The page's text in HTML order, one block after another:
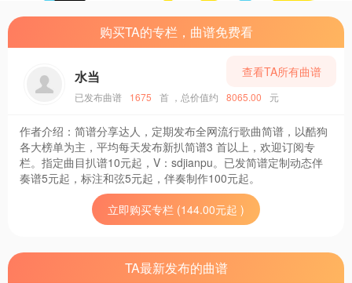
购买TA的专栏，曲谱免费看
水当 查看TA所有曲谱
已发布曲谱 1675 首 ，总价值约 8065.00 元
作者介绍： 简谱分享达人，定期发布全网流行歌曲简谱，以酷狗
各大榜单为主，平均每天发布新扒简谱3 首以上，欢迎订阅专
栏。指定曲目扒谱10元起，V：sdjianpu。已发简谱定制动态伴
奏谱5元起，标注和弦5元起，伴奏制作100元起。
立即购买专栏 (144.00元起 )
TA最新发布的曲谱